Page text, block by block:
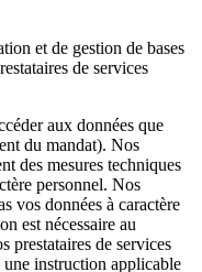
et de gestion de bases
de services
aux données que
du mandat). Nos
des mesures techniques
personnel. Nos
vos données à caractère
est nécessaire au
prestataires de services
instruction applicable